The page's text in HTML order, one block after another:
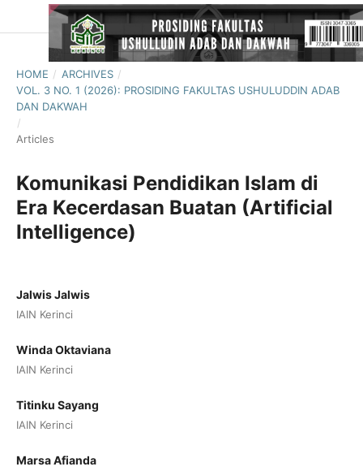
HOME / ARCHIVES /
VOL. 3 NO. 1 (2026): PROSIDING FAKULTAS USHULUDDIN ADAB
DAN DAKWAH
/
Articles
Komunikasi Pendidikan Islam di
Era Kecerdasan Buatan (Artificial
Intelligence)
Jalwis Jalwis
IAIN Kerinci
Winda Oktaviana
IAIN Kerinci
Titinku Sayang
IAIN Kerinci
Marsa Afianda